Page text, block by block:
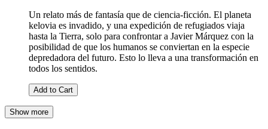
Un relato más de fantasía que de ciencia-ficción. El planeta
kelovia es invadido, y una expedición de refugiados viaja
hasta la Tierra, solo para confrontar a Javier Márquez con la
posibilidad de que los humanos se conviertan en la especie
depredadora del futuro. Esto lo lleva a una transformación en
todos los sentidos.
Add to Cart
Show more